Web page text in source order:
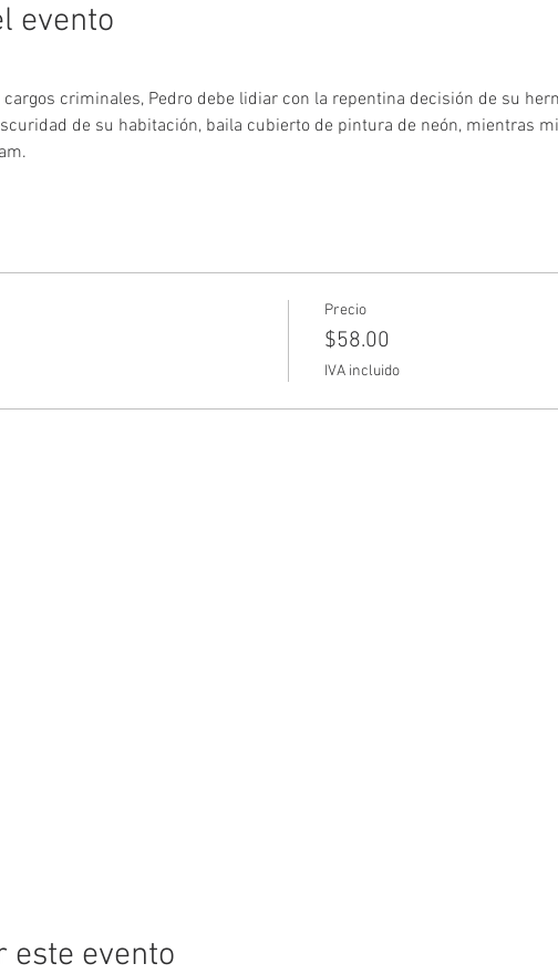
evento
criminales, Pedro debe lidiar con la repentina decisión de su
de su habitación, baila cubierto de pintura de neón, mientras
Precio
$58.00
IVA incluido
este evento